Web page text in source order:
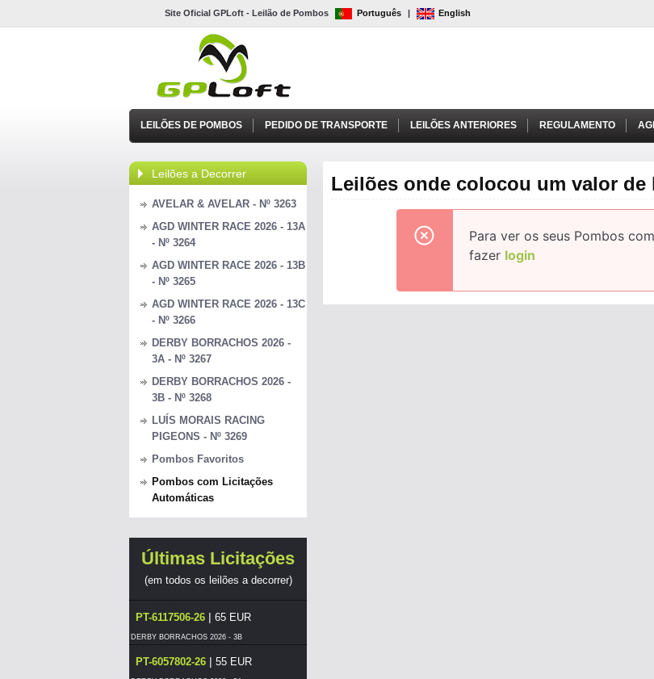
Site Oficial GPLoft - Leilão de Pombos Português | English
LEILÕES DE POMBOS PEDIDO DE TRANSPORTE LEILÕES ANTERIORES REGULAMENTO
Leilões a Decorrer
AVELAR & AVELAR - Nº 3263
AGD WINTER RACE 2026 - 13A
- Nº 3264
AGD WINTER RACE 2026 - 13B
- Nº 3265
AGD WINTER RACE 2026 - 13C
- Nº 3266
DERBY BORRACHOS 2026 -
3A - Nº 3267
DERBY BORRACHOS 2026 -
3B - Nº 3268
LUÍS MORAIS RACING
PIGEONS - Nº 3269
Pombos Favoritos
Pombos com Licitações
Automáticas
Últimas Licitações
(em todos os leilões a decorrer)
PT-6117506-26 | 65 EUR
DERBY BORRACHOS 2026 - 3B
PT-6057802-26 | 55 EUR
Leilões onde colocou um valor
Para ver os seus Pombos
fazer login